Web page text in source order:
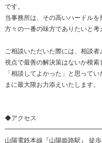
です。
当事務所は、その高いハードル
方々の一番の味方でありたいと考
ご相談いただいた際には、相談
視点で最善の解決策はないか模索
「相談してよかった」と思って
まに最大限お力添えいたします。
◆アクセス
山陽電鉄本線『山陽姫路駅』 徒